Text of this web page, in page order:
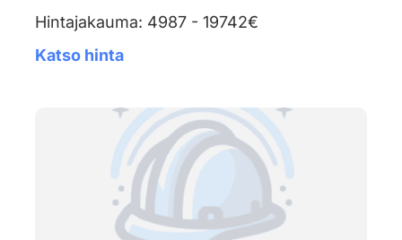
Hintajakauma: 4987 - 19742€
Katso hinta